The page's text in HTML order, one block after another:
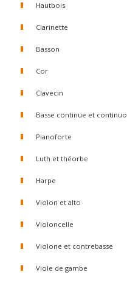
Hautbois
Clarinette
Basson
Cor
Clavecin
Basse continue et continuo
Pianoforte
Luth et théorbe
Harpe
Violon et alto
Violoncelle
Violone et contrebasse
Viole de gambe